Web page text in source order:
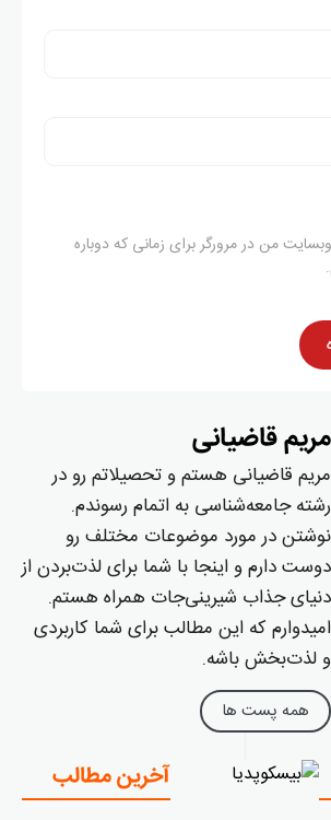
من در مرورگر برای زمانی که دوباره
مریم قاضیانی
مریم قاضیانی هستم و تحصیلاتم رو در
رشته جامعه‌شناسی به اتمام رسوندم.
نوشتن در مورد موضوعات مختلف رو
دوست دارم و اینجا با شما برای لذت‌بردن از
دنیای جذاب شیرینی‌جات همراه هستم.
امیدوارم که این مطالب برای شما کاربردی
و لذت‌بخش باشه.
همه پست ها
آخرین مطالب